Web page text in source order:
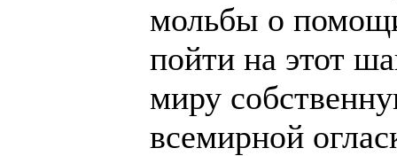
мольбы о
пойти на этот
миру
всемирной